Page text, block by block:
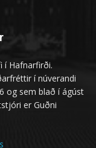
í Hafnarfirði.
í núverandi
og sem blað í ágúst
er Guðni